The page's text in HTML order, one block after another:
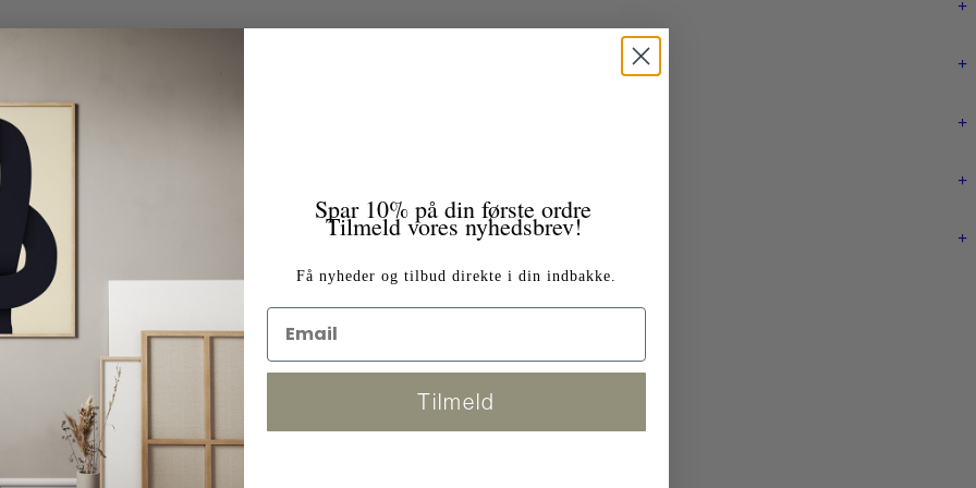
+
+
+
+
+
Spar 10% på din første ordre
Tilmeld vores nyhedsbrev!
Få nyheder og tilbud direkte i din indbakke.
Tilmeld